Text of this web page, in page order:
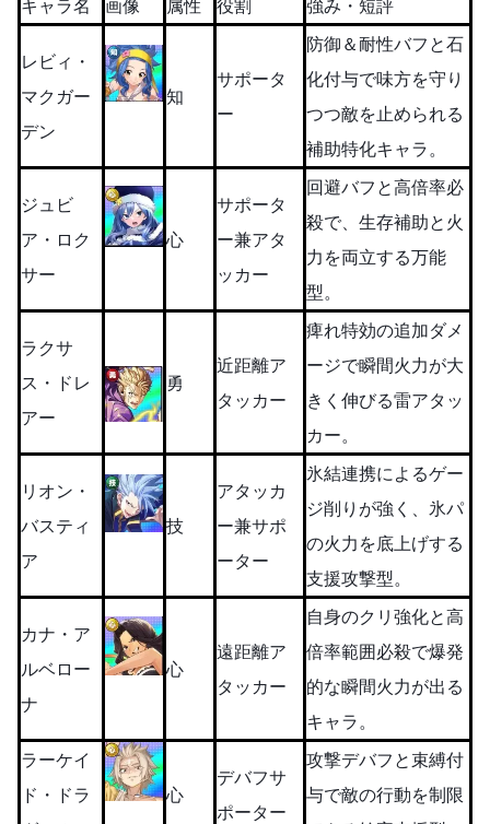
キャラ名 画像 属性 役割 強み・短評
レビィ・
マクガー
デン
知
サポータ
ー
防御＆耐性バフと石
化付与で味方を守り
つつ敵を止められる
補助特化キャラ。
ジュビ
ア・ロク
サー
心
サポータ
ー兼アタ
ッカー
回避バフと高倍率必
殺で、生存補助と火
力を両立する万能
型。
ラクサ
ス・ドレ
アー
勇
近距離ア
タッカー
痺れ特効の追加ダメ
ージで瞬間火力が大
きく伸びる雷アタッ
カー。
リオン・
バスティ
ア
技
アタッカ
ー兼サポ
ーター
氷結連携によるゲー
ジ削りが強く、氷パ
の火力を底上げする
支援攻撃型。
カナ・ア
ルベロー
ナ
心
遠距離ア
タッカー
自身のクリ強化と高
倍率範囲必殺で爆発
的な瞬間火力が出る
キャラ。
ラーケイ
ド・ドラ
心
デバフサ
ポーター
攻撃デバフと束縛付
与で敵の行動を制限